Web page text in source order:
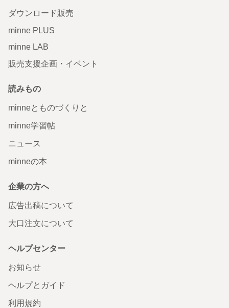
ダウンロード販売
minne PLUS
minne LAB
販売支援企画・イベント
読みもの
minneとものづくりと
minne学習帖
ニュース
minneの本
企業の方へ
広告出稿について
大口注文について
ヘルプセンター
お知らせ
ヘルプとガイド
利用規約